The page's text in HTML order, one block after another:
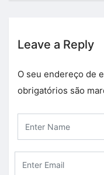
Leave a Reply
O seu endereço de
obrigatórios são